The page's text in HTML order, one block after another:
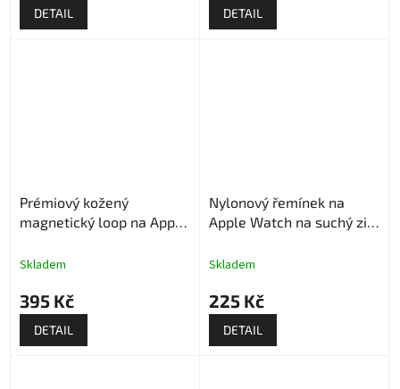
DETAIL DETAIL
Prémiový kožený
magnetický loop na Apple
Skladem
395 Kč
DETAIL
Nylonový řemínek na
Apple Watch na suchý zip
Skladem
225 Kč
DETAIL